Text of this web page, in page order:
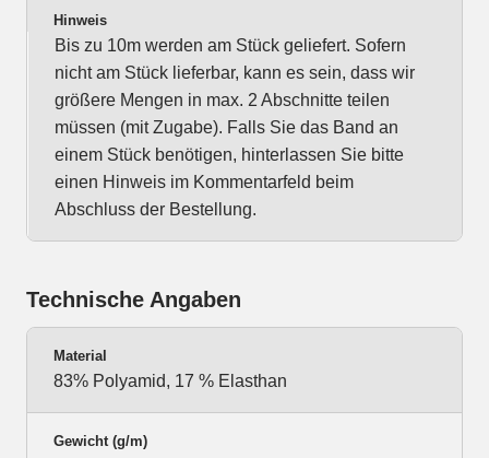
Hinweis
Bis zu 10m werden am Stück geliefert. Sofern
nicht am Stück lieferbar, kann es sein, dass wir
größere Mengen in max. 2 Abschnitte teilen
müssen (mit Zugabe). Falls Sie das Band an
einem Stück benötigen, hinterlassen Sie bitte
einen Hinweis im Kommentarfeld beim
Abschluss der Bestellung.
Technische Angaben
Material
83% Polyamid, 17 % Elasthan
Gewicht (g/m)